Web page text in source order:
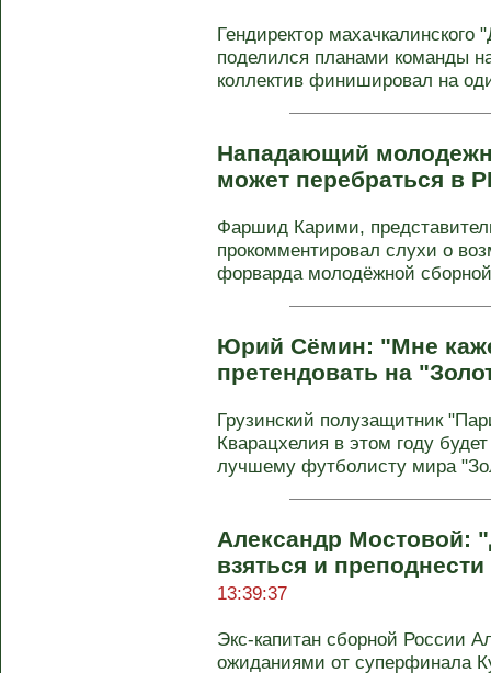
Гендиректор
поделился планами команды
коллектив финишировал на
Нападающий
может перебраться в
Фаршид Карими,
прокомментировал слухи о
форварда молодёжной
Юрий Сёмин: "Мне
претендовать на
Грузинский полузащитник
Кварацхелия в этом году
лучшему футболисту мира
Александр Мостовой:
взяться и
13:39:37
Экс-капитан сборной России
ожиданиями от суперфинала